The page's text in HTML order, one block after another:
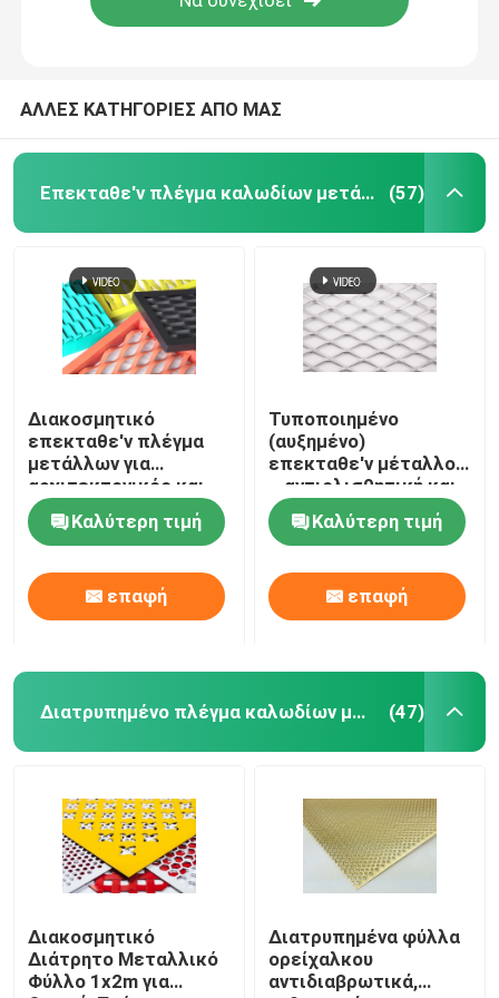
Επικοινωνήστε μαζί μας
Ειδήσεις
Υποθέσεις
Επεκταθε'ν πλέγμα καλωδίων μετάλλων
Διατρυπημένο πλέγμα καλωδίων μετάλλων
Διακοσμητικό πλέγμα καλωδίων
φράκτης καλωδίων μετάλλων
Πλέγμα ασφάλειας μετάλλων
Πλέγμα οθόνης φίλτρων
ΑΛΛΕΣ ΚΑΤΗΓΟΡΙΕΣ ΑΠΟ ΜΑΣ
Επεκταθε'ν πλέγμα καλωδίων μετάλλων (57)
Διακοσμητικό
επεκταθε'ν πλέγμα
μετάλλων για
αρχιτεκτονικός και
βιομηχανικός
Καλύτερη τιμή
επαφή
Τυποποιημένο
(αυξημένο)
επεκταθε'ν μέταλλο
– αντιολισθητική και
μεγάλη αντίσταση
διάβρωσης
Καλύτερη τιμή
επαφή
Διατρυπημένο πλέγμα καλωδίων μετάλλων (47)
Διακοσμητικό
Διάτρητο Μεταλλικό
Φύλλο 1x2m για
Διατρυπημένα φύλλα
ορείχαλκου
αντιδιαβρωτικά,